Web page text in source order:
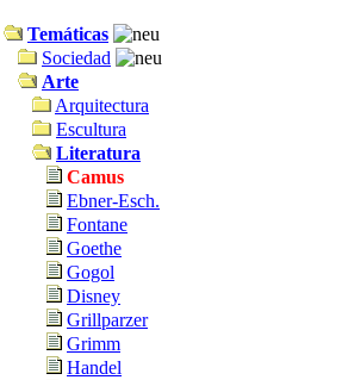
Temáticas
Sociedad
Arte
Arquitectura
Escultura
Literatura
Camus
Ebner-Esch.
Fontane
Goethe
Gogol
Disney
Grillparzer
Grimm
Handel